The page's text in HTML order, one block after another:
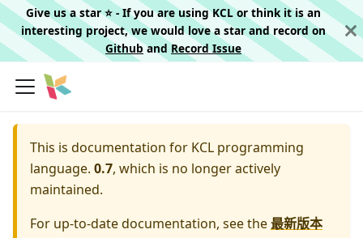
Give us a star ⭐️ - If you are using KCL or think it is an
interesting project, we would love a star and record on
Githuband Record Issue
This is documentation for KCL programming
language. 0.7, which is no longer actively
maintained.
For up-to-date documentation, see the最新版本